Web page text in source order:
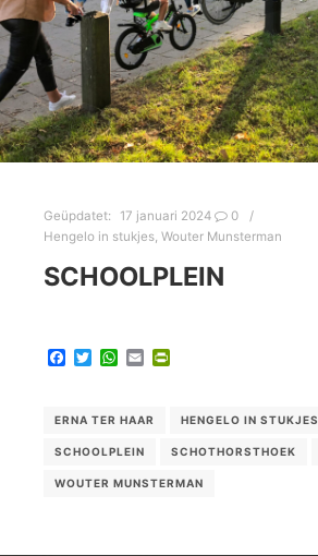
Geüpdatet: 17 januari 2024
0
Hengelo in stukjes, Wouter Munsterman
SCHOOLPLEIN
Facebook
TwitterWhatsApp
Email
ERNA TER HAAR HENGELO IN STUKJES
SCHOOLPLEIN SCHOTHORSTHOEK
WOUTER MUNSTERMAN